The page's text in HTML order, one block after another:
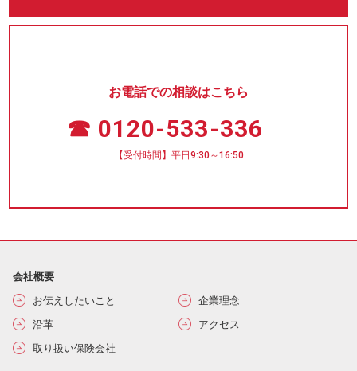
お電話での相談はこちら
☎ 0120-533-336
【受付時間】平日9:30～16:50
会社概要
お伝えしたいこと
企業理念
沿革
アクセス
取り扱い保険会社